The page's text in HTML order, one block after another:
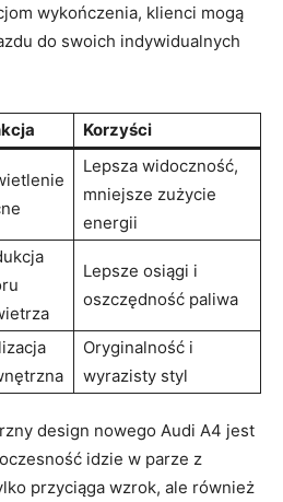
wykończenia, klienci mogą
do swoich indywidualnych
Korzyści
Lepsza widoczność,
mniejsze zużycie
energii
Lepsze osiągi i
oszczędność paliwa
Oryginalność i
wyrazisty styl
design nowego Audi A4 jest
idzie w parze z
przyciąga wzrok, ale również